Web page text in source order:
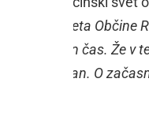
sveta
na primeren čas. Že v
popoldan. O